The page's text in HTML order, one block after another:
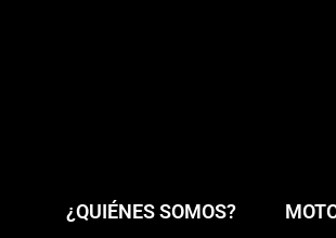
¿QUIÉNES SOMOS?